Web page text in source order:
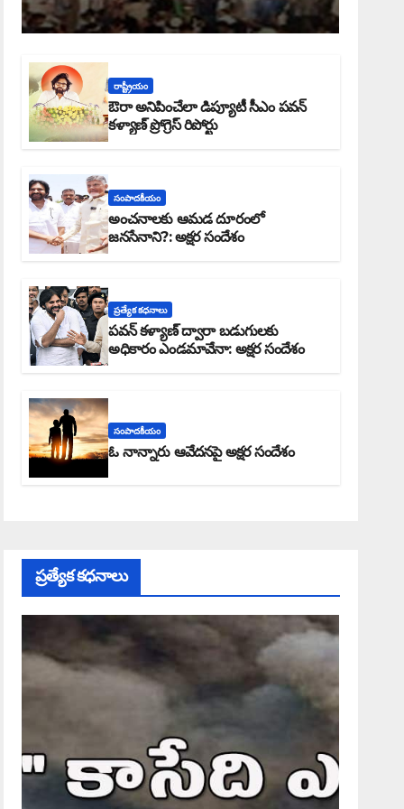
రాష్ట్రీయం
ఔరా అనిపించేలా డిప్యూటీ సీఎం పవన్
కళ్యాణ్ ప్రోగ్రెస్ రిపోర్టు
సంపాదకీయం
అంచనాలకు ఆమడ దూరంలో
జనసేనాని?: అక్షర సందేశం
ప్రత్యేక కధనాలు
పవన్ కళ్యాణ్ ద్వారా బడుగులకు
అధికారం ఎండమావేనా: అక్షర సందేశం
సంపాదకీయం
ఓ నాన్నారు ఆవేదనపై అక్షర సందేశం
ప్రత్యేక కధనాలు